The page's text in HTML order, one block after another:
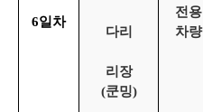
6일 차
다리
리장
(쿤밍)
전용
차량